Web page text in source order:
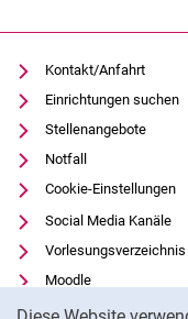
Kontakt/Anfahrt
Einrichtungen suchen
Stellenangebote
Notfall
Cookie-Einstellungen
Social Media Kanäle
Vorlesungsverzeichnis
Moodle
Panopto